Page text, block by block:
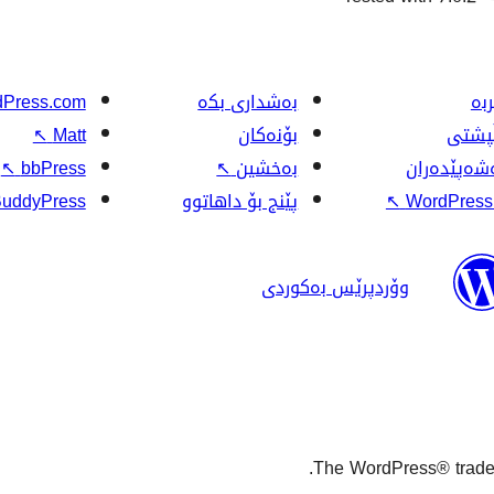
↖
بەشداری بکە
بۆنەکان
بەخشین↖
پێنج بۆ داهاتوو
Matt
↖
bbPress
↖
وۆردپرێس بەکوردی
The WordPress®